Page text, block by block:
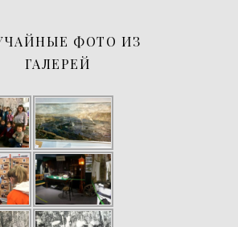
ФОТО ИЗ
ГАЛЕРЕЙ